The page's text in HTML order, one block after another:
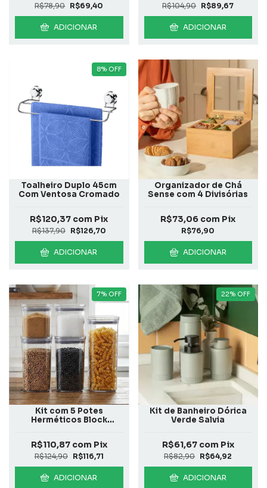
R$78,90 R$69,40
ADICIONAR
R$104,90 R$89,67
ADICIONAR
8% OFF
Toalheiro Duplo 45cm
Com Ventosa Cromado
R$137,90 R$126,70
R$120,37 com Pix
ADICIONAR
Organizador de Chá
Sense com 4 Divisórias
R$76,90
R$73,06 com Pix
ADICIONAR
7% OFF
Kit com 5 Potes
Herméticos Block
R$124,90 R$116,71
R$110,87 com Pix
ADICIONAR
22% OFF
Kit de Banheiro Dórica
Verde Salvia
R$82,90 R$64,92
R$61,67 com Pix
ADICIONAR